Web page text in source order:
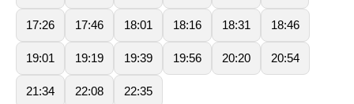
17:26 17:46 18:01 18:16 18:31 18:46
19:01 19:19 19:39 19:56 20:20 20:54
21:34 22:08 22:35